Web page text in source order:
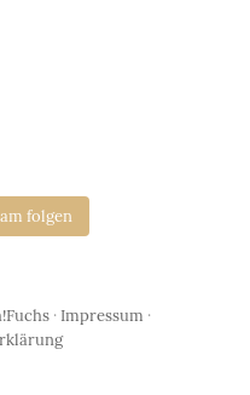
folgen
· Impressum ·